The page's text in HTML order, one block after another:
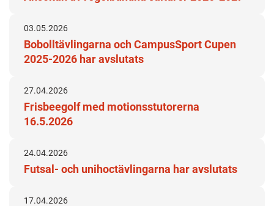
03.05.2026
Bobolltävlingarna och CampusSport Cupen
2025-2026 har avslutats
27.04.2026
Frisbeegolf med motionsstutorerna
16.5.2026
24.04.2026
Futsal- och unihoctävlingarna har avslutats
17.04.2026